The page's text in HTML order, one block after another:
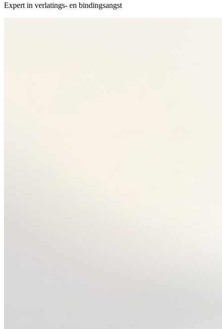
Expert in verlatings- en bindingsangst